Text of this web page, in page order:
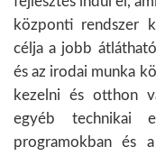
központi rendszer
célja a jobb
és az irodai munka
kezelni és otthon
egyéb technikai
programokban és